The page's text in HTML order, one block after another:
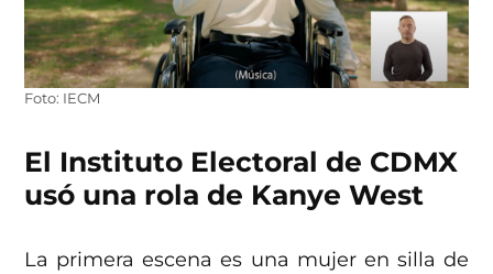
Foto: IECM
El Instituto Electoral de CDMX
usó una rola de Kanye West
La primera escena es una mujer en silla de